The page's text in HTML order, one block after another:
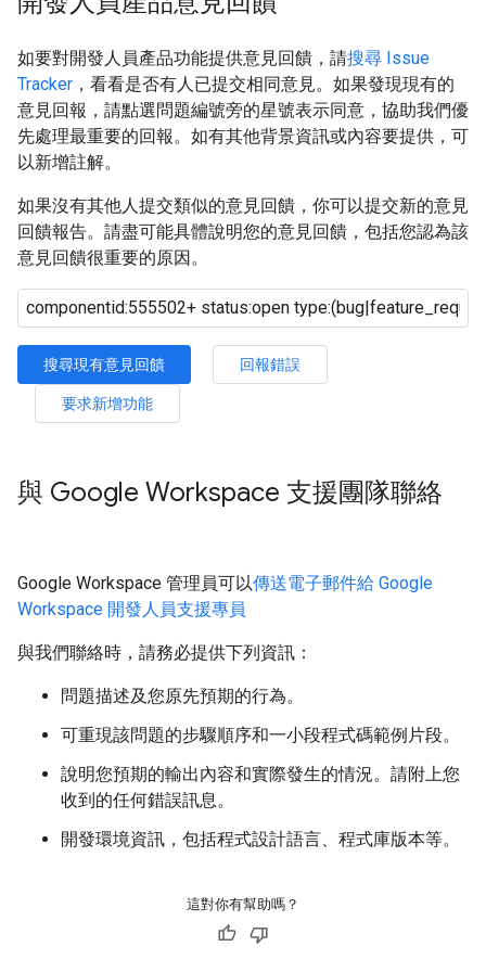
如要對開發人員產品功能提供意見回饋，請搜尋 Issue
Tracker ，看看是否有人已提交相同意見。如果發現現有的
意見回報，請點選問題編號旁的星號表示同意，協助我們優
先處理最重要的回報。如有其他背景資訊或內容要提供，可
以新增註解。
如果沒有其他人提交類似的意見回饋，你可以提交新的意見
回饋報告。請盡可能具體說明您的意見回饋，包括您認為該
意見回饋很重要的原因。
搜尋現有意見回饋
回報錯誤
要求新增功能
與 Google Workspace 支援團隊聯絡
Google Workspace 管理員可以傳送電子郵件給 Google
Workspace 開發人員支援專員
與我們聯絡時，請務必提供下列資訊：
問題描述及您原先預期的行為。
可重現該問題的步驟順序和一小段程式碼範例片段。
說明您預期的輸出內容和實際發生的情況。請附上您
收到的任何錯誤訊息。
開發環境資訊，包括程式設計語言、程式庫版本等。
這對你有幫助嗎？